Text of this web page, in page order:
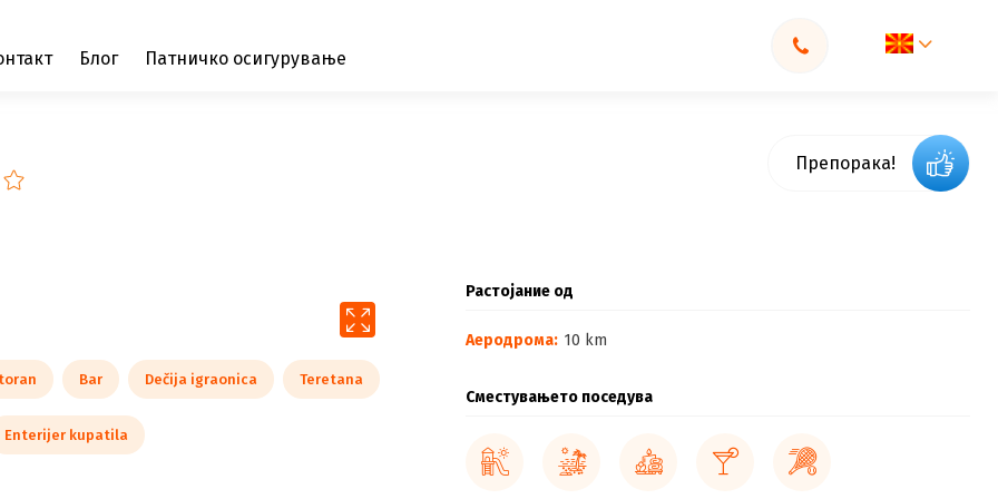
Блог Патничко осигурување
Препорака!
Bar Dečija igraonica Teretana
Enterijer kupatila
Растојание од
Аеродрома: 10 km
Сместувањето поседува